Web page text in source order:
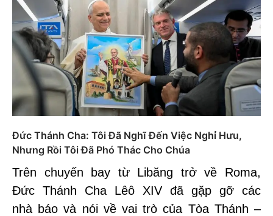
Đức Thánh Cha: Tôi Đã Nghĩ Đến Việc Nghỉ Hưu,
Nhưng Rồi Tôi Đã Phó Thác Cho Chúa
Trên chuyến bay từ Libăng trở về Roma,
Đức Thánh Cha Lêô XIV đã gặp gỡ các
nhà báo và nói về vai trò của Tòa Thánh –